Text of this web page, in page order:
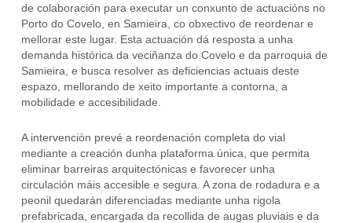
de colaboración para executar un conxunto de actuacións no
Porto do Covelo, en Samieira, co obxectivo de reordenar e
mellorar este lugar. Esta actuación dá resposta a unha
demanda histórica da veciñanza do Covelo e da parroquia de
Samieira, e busca resolver as deficiencias actuais deste
espazo, mellorando de xeito importante a contorna, a
mobilidade e accesibilidade.
A intervención prevé a reordenación completa do vial
mediante a creación dunha plataforma única, que permita
eliminar barreiras arquitectónicas e favorecer unha
circulación máis accesible e segura. A zona de rodadura e a
peonil quedarán diferenciadas mediante unha rigola
prefabricada, encargada da recollida de augas pluviais e da